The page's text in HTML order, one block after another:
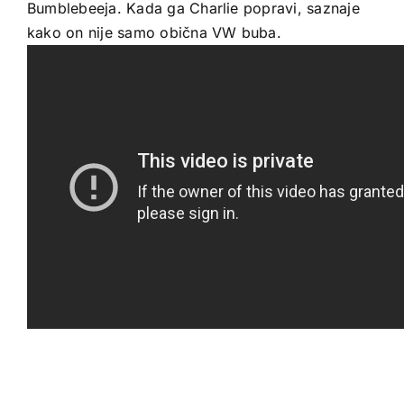
Bumblebeeja. Kada ga Charlie popravi, saznaje
kako on nije samo obična VW buba.